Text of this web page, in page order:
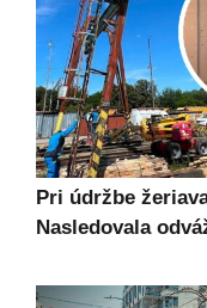
Pri údržbe
Nasledovala